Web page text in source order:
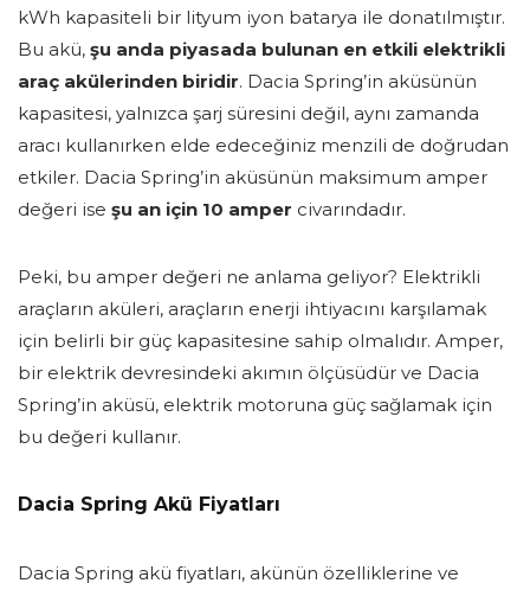
kWh kapasiteli bir lityum iyon batarya ile donatılmıştır.
Bu akü, şu anda piyasada bulunan en etkili elektrikli
araç akülerinden biridir. Dacia Spring’in aküsünün
kapasitesi, yalnızca şarj süresini değil, aynı zamanda
aracı kullanırken elde edeceğiniz menzili de doğrudan
etkiler. Dacia Spring’in aküsünün maksimum amper
değeri ise şu an için 10 amper civarındadır.
Peki, bu amper değeri ne anlama geliyor? Elektrikli
araçların aküleri, araçların enerji ihtiyacını karşılamak
için belirli bir güç kapasitesine sahip olmalıdır. Amper,
bir elektrik devresindeki akımın ölçüsüdür ve Dacia
Spring’in aküsü, elektrik motoruna güç sağlamak için
bu değeri kullanır.
Dacia Spring Akü Fiyatları
Dacia Spring akü fiyatları, akünün özelliklerine ve